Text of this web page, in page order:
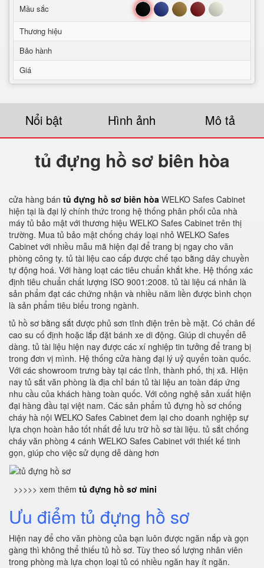
Mầu sắc
Đen Xanh Nâu Đỏ Trắng
Thương hiệu
Bảo hành
Giá
Nổi bật Hình ảnh Mô tả
tủ đựng hồ sơ biên hòa
cửa hàng bán tủ đựng hồ sơ biên hòa WELKO Safes Cabinet
hiện tại là đại lý chính thức trong hệ thống phân phối của nhà
máy tủ bảo mật với thương hiệu WELKO Safes Cabinet trên thị
trường. Mua tủ bảo mật chống cháy loại nhỏ WELKO Safes
Cabinet với nhiều mẫu mã hiện đại để trang bị ngay cho văn
phòng công ty. tủ tài liệu cao cấp được chế tạo bằng dây chuyền
tự động hoá. Với hàng loạt các tiêu chuẩn khắt khe. Hệ thống xác
định tiêu chuẩn chất lượng ISO 9001:2008. tủ tài liệu cá nhân là
sản phẩm đạt các chứng nhận và nhiều năm liền được bình chọn
là sản phẩm tiêu biểu trong ngành.
tủ hồ sơ bằng sắt được phủ sơn tĩnh điện trên bề mặt. Có chân đế
cao su cố định hoặc lắp đặt bánh xe di động. Giúp di chuyển dễ
dàng. tủ tài liệu hiện nay được các xí nghiệp tin tưởng để trang bị
trong đơn vị mình. Hệ thống cửa hàng đại lý uỷ quyển toàn quốc.
Với các showroom trưng bày tại các tỉnh, thành phố, thị xã. HIện
nay tủ sắt văn phòng là địa chỉ bán tủ tài liệu an toàn đáp ứng
nhu cầu của khách hàng toàn quốc. Với công nghệ sản xuất hiện
đại hàng đầu tại việt nam. Các sản phẩm tủ đựng hồ sơ chống
cháy hà nội WELKO Safes Cabinet đem lại cho doanh nghiệp sự
lựa chọn hoàn hảo tốt nhất để lưu trữ hồ sơ tài liệu. tủ sắt chống
cháy văn phòng 4 cánh WELKO Safes Cabinet với thiết kế tinh
gọn, giúp cho việc sử dụng dễ dàng hơn
>>>>> xem thêm tủ đựng hồ sơ mini
Ưu điểm tủ đựng hồ sơ
Hiện nay để cho văn phòng của bạn luôn được ngăn nắp và gọn
gàng thì không thể thiếu tủ hồ sơ. Tùy theo số lượng nhân viên
trong phòng mà lựa chọn loại tủ có nhiều ngăn hay ít ngăn.